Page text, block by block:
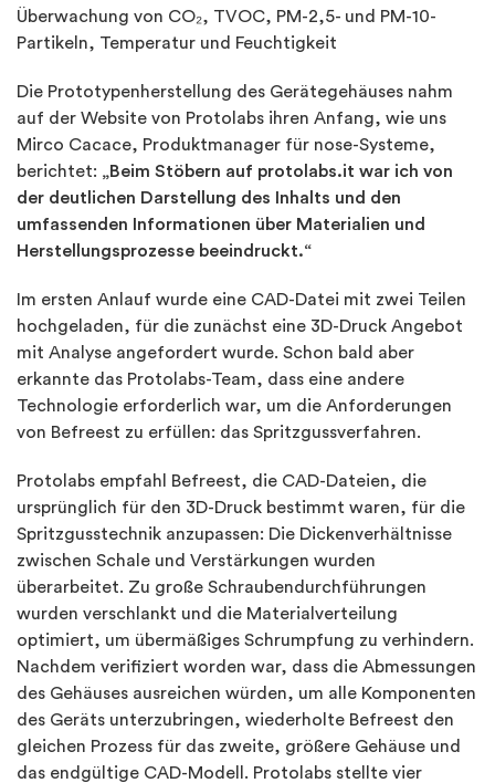
Überwachung von CO₂, TVOC, PM-2,5- und PM-10-
Partikeln, Temperatur und Feuchtigkeit
Die Prototypenherstellung des Gerätegehäuses nahm
auf der Website von Protolabs ihren Anfang, wie uns
Mirco Cacace, Produktmanager für nose-Systeme,
berichtet: „Beim Stöbern auf protolabs.it war ich von
der deutlichen Darstellung des Inhalts und den
umfassenden Informationen über Materialien und
Herstellungsprozesse beeindruckt.“
Im ersten Anlauf wurde eine CAD-Datei mit zwei Teilen
hochgeladen, für die zunächst eine 3D-Druck Angebot
mit Analyse angefordert wurde. Schon bald aber
erkannte das Protolabs-Team, dass eine andere
Technologie erforderlich war, um die Anforderungen
von Befreest zu erfüllen: das Spritzgussverfahren.
Protolabs empfahl Befreest, die CAD-Dateien, die
ursprünglich für den 3D-Druck bestimmt waren, für die
Spritzgusstechnik anzupassen: Die Dickenverhältnisse
zwischen Schale und Verstärkungen wurden
überarbeitet. Zu große Schraubendurchführungen
wurden verschlankt und die Materialverteilung
optimiert, um übermäßiges Schrumpfung zu verhindern.
Nachdem verifiziert worden war, dass die Abmessungen
des Gehäuses ausreichen würden, um alle Komponenten
des Geräts unterzubringen, wiederholte Befreest den
gleichen Prozess für das zweite, größere Gehäuse und
das endgültige CAD-Modell. Protolabs stellte vier